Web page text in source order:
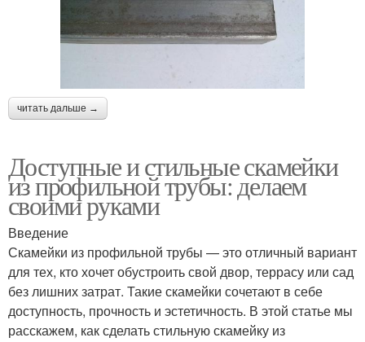
читать дальше →
Доступные и стильные скамейки
из профильной трубы: делаем
своими руками
Введение
Скамейки из профильной трубы — это отличный вариант
для тех, кто хочет обустроить свой двор, террасу или сад
без лишних затрат. Такие скамейки сочетают в себе
доступность, прочность и эстетичность. В этой статье мы
расскажем, как сделать стильную скамейку из